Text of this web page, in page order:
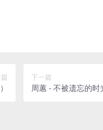
篇 下一篇
周蕙 - 不被遗忘的时